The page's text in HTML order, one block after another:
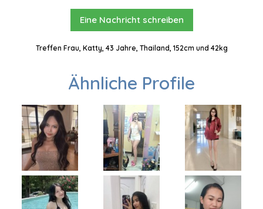
Eine Nachricht schreiben
Treffen Frau, Katty, 43 Jahre, Thailand, 152cm und 42kg
Ähnliche Profile